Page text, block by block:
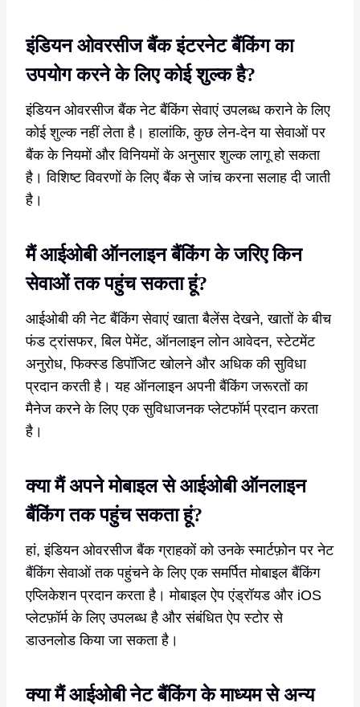
इंडियन ओवरसीज बैंक इंटरनेट बैंकिंग का
उपयोग करने के लिए कोई शुल्क है?
इंडियन ओवरसीज बैंक नेट बैंकिंग सेवाएं उपलब्ध कराने के लिए
कोई शुल्क नहीं लेता है। हालांकि, कुछ लेन-देन या सेवाओं पर
बैंक के नियमों और विनियमों के अनुसार शुल्क लागू हो सकता
है। विशिष्ट विवरणों के लिए बैंक से जांच करना सलाह दी जाती
है।
मैं आईओबी ऑनलाइन बैंकिंग के जरिए किन
सेवाओं तक पहुंच सकता हूं?
आईओबी की नेट बैंकिंग सेवाएं खाता बैलेंस देखने, खातों के बीच
फंड ट्रांसफर, बिल पेमेंट, ऑनलाइन लोन आवेदन, स्टेटमेंट
अनुरोध, फिक्स्ड डिपॉजिट खोलने और अधिक की सुविधा
प्रदान करती है। यह ऑनलाइन अपनी बैंकिंग जरूरतों का
मैनेज करने के लिए एक सुविधाजनक प्लेटफॉर्म प्रदान करता
है।
क्या मैं अपने मोबाइल से आईओबी ऑनलाइन
बैंकिंग तक पहुंच सकता हूं?
हां, इंडियन ओवरसीज बैंक ग्राहकों को उनके स्मार्टफ़ोन पर नेट
बैंकिंग सेवाओं तक पहुंचने के लिए एक समर्पित मोबाइल बैंकिंग
एप्लिकेशन प्रदान करता है। मोबाइल ऐप एंड्रॉयड और iOS
प्लेटफ़ॉर्म के लिए उपलब्ध है और संबंधित ऐप स्टोर से
डाउनलोड किया जा सकता है।
क्या मैं आईओबी नेट बैंकिंग के माध्यम से अन्य